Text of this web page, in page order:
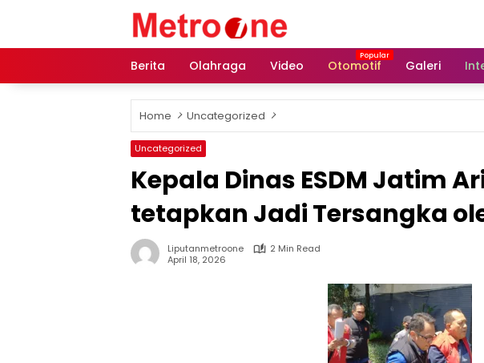
Berita Olahraga Video Otomotif Galeri
Home Uncategorized
Uncategorized
Kepala Dinas ESDM Jatim
tetapkan Jadi Tersangka
Liputanmetroone
2 Min Read
April 18, 2026